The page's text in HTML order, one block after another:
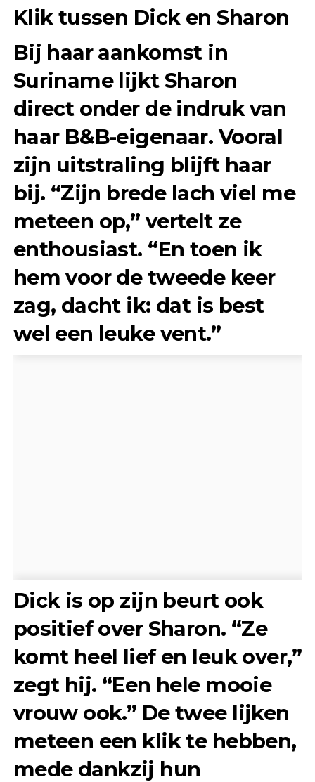
Klik tussen Dick en Sharon
Bij haar aankomst in
Suriname lijkt Sharon
direct onder de indruk van
haar B&B-eigenaar. Vooral
zijn uitstraling blijft haar
bij. “Zijn brede lach viel me
meteen op,” vertelt ze
enthousiast. “En toen ik
hem voor de tweede keer
zag, dacht ik: dat is best
wel een leuke vent.”
Dick is op zijn beurt ook
positief over Sharon. “Ze
komt heel lief en leuk over,”
zegt hij. “Een hele mooie
vrouw ook.” De twee lijken
meteen een klik te hebben,
mede dankzij hun